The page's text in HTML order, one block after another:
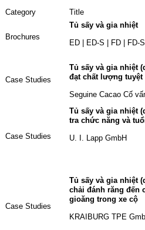
Category Title
Brochures
Tủ sấy và gia nhiệt
ED | ED-S | FD | FD-
Case Studies
Tủ sấy và gia nhiệt
đạt chất lượng tuyệt
Seguine Cacao Cố
Case Studies
Tủ sấy và gia nhiệt
tra chức năng và
U. I. Lapp GmbH
Case Studies
Tủ sấy và gia nhiệt
chải đánh răng đến
gioăng trong xe cộ
KRAIBURG TPE